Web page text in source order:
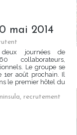
mai 2014
journées de
collaborateurs,
Le groupe se
1er août prochain. Il
le premier hôtel du
, recrutement